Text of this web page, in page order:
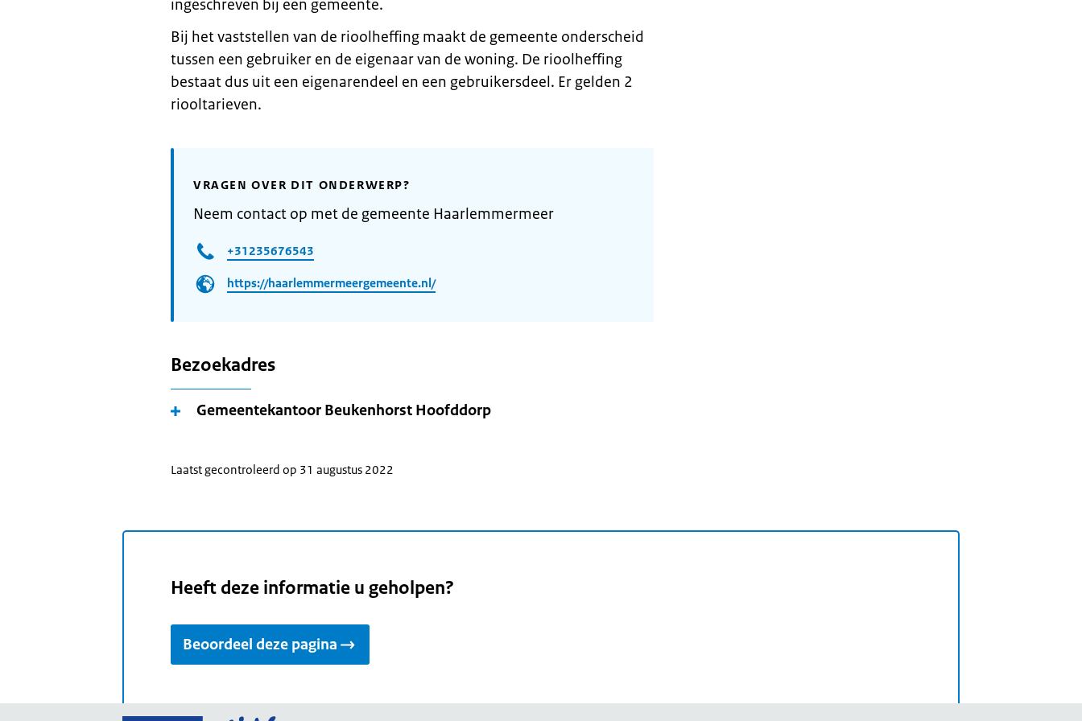
ingeschreven bij een gemeente.
Bij het vaststellen van de rioolheffing maakt de gemeente onderscheid
tussen een gebruiker en de eigenaar van de woning. De rioolheffing
bestaat dus uit een eigenarendeel en een gebruikersdeel. Er gelden 2
riooltarieven.
VRAGEN OVER DIT ONDERWERP?
Neem contact op met de gemeente Haarlemmermeer
+31235676543
https://haarlemmermeergemeente.nl/
Bezoekadres
Gemeentekantoor Beukenhorst Hoofddorp
Laatst gecontroleerd op 31 augustus 2022
Heeft deze informatie u geholpen?
Beoordeel deze pagina